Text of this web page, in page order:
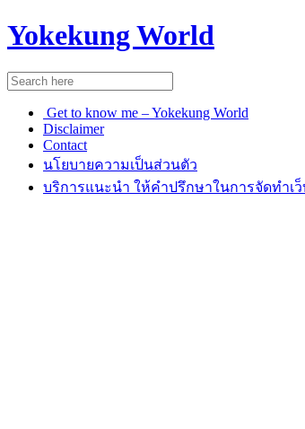
Yokekung World
Get to know me – Yokekung World
Disclaimer
Contact
นโยบายความเป็นส่วนตัว
บริการแนะนำ ให้คำปรึกษาในการจัดทำเ